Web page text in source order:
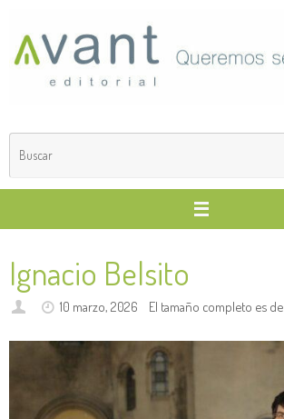
contenido
Ignacio Belsito
10 marzo, 2026 El tamaño completo es de